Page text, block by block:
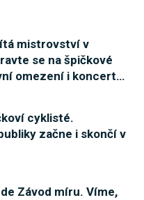
mistrovství v
se na špičkové
omezení i koncert…
cyklisté.
začne i skončí v
Závod míru. Víme,